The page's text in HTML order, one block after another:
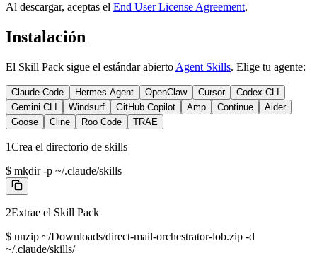
Al descargar, aceptas el End User License Agreement.
Instalación
El Skill Pack sigue el estándar abierto Agent Skills. Elige tu agente:
Claude Code Hermes Agent OpenClaw Cursor
Codex CLI
Gemini CLI
Windsurf GitHub Copilot Amp Continue
Aider
Goose
Cline Roo Code TRAE
1Crea el directorio de skills
$ mkdir -p ~/.claude/skills
2Extrae el Skill Pack
$ unzip ~/Downloads/direct-mail-orchestrator-lob.zip -d
~/.claude/skills/